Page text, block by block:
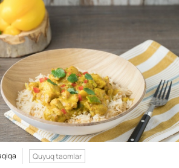
Quyuq taomlar